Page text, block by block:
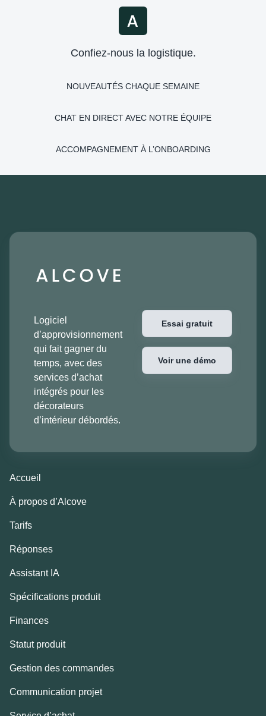
Confiez-nous la logistique.
NOUVEAUTÉS CHAQUE SEMAINE
CHAT EN DIRECT AVEC NOTRE ÉQUIPE
ACCOMPAGNEMENT À L’ONBOARDING
Logiciel
d’approvisionnement
qui fait gagner du
temps, avec des
services d’achat
intégrés pour les
décorateurs
d’intérieur débordés.
Essai gratuit
Voir une démo
Accueil
À propos d’Alcove
Tarifs
Réponses
Assistant IA
Spécifications produit
Finances
Statut produit
Gestion des commandes
Communication projet